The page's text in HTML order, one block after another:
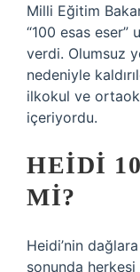
Milli Eğitim
“100 esas eser”
verdi. Olumsuz
nedeniyle
ilkokul ve
içeriyordu.
HEIDI
MI?
Heidi’nin
sonunda